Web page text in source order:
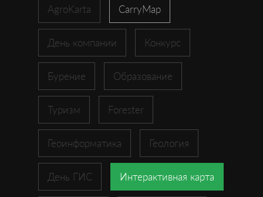
AgroKarta CarryMap
День компании Конкурс
Бурение Образование
Туризм Forester
Геоинформатика Геология
День ГИС Интерактивная карта